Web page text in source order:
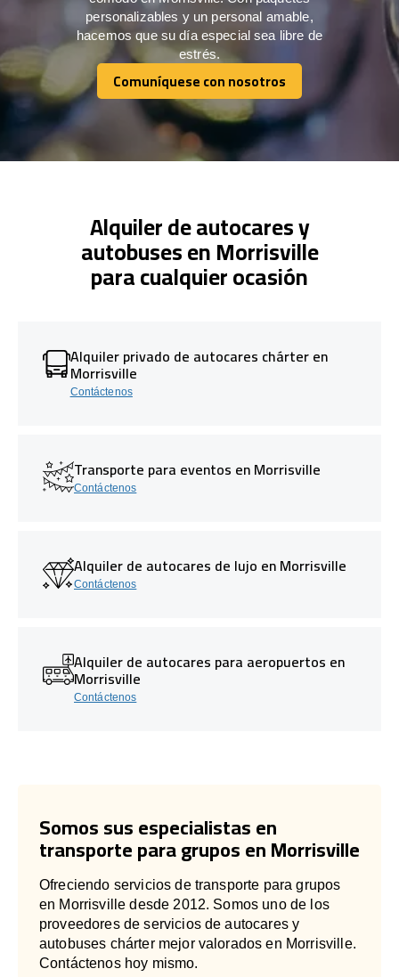
personalizables y un personal amable,
hacemos que su día especial sea libre de
estrés.
Comuníquese con nosotros
Comuníquese con nosotros
Alquiler de autocares y
autobuses en Morrisville
para cualquier ocasión
Alquiler privado de autocares chárter en
Morrisville
Contáctenos
Transporte para eventos en Morrisville
Contáctenos
Alquiler de autocares de lujo en Morrisville
Contáctenos
Alquiler de autocares para aeropuertos en
Morrisville
Contáctenos
Somos sus especialistas en
transporte para grupos en Morrisville
Ofreciendo servicios de transporte para grupos
en Morrisville desde 2012. Somos uno de los
proveedores de servicios de autocares y
autobuses chárter mejor valorados en Morrisville.
Contáctenos hoy mismo.